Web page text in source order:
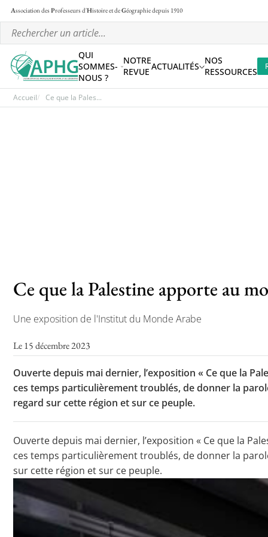
Association desProfesseurs d'Histoire et deGéographiedepuis 1910
QUI
SOMMES-
NOUS ?
NOTRE
REVUE ACTUALITÉS NOS
RESSOURCES
Accueil Ce que la Pales...
Ce que la Palestine apporte au
Une exposition de l'Institut du Monde Arabe
Le 15 décembre 2023
Ouverte depuis mai dernier, l’exposition « Ce que la
ces temps particulièrement troublés, de donner la
regard sur cette région et sur ce peuple.
Ouverte depuis mai dernier, l’exposition « Ce que la
ces temps particulièrement troublés, de donner la
sur cette région et sur ce peuple.